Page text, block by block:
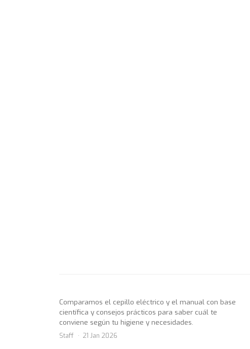
Comparamos el cepillo eléctrico y el manual con base
científica y consejos prácticos para saber cuál te
conviene según tu higiene y necesidades.
Staff 21 Jan 2026